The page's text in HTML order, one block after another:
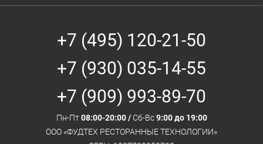
+7 (495) 120-21-50
+7 (930) 035-14-55
+7 (909) 993-89-70
Пн-Пт 08:00-20:00 / Сб-Вс 9:00 до 19:00
ООО «ФУДТЕХ РЕСТОРАННЫЕ ТЕХНОЛОГИИ»